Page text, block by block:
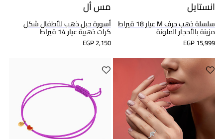
انستايل
سلسلة ذهب حرف M عيار 18 قيراط
مزينة بالأحجار الملونة
EGP 15,999
مس أل
أسورة حبل ذهب للأطفال شكل
كرات ذهبية عيار 14 قيراط
EGP 2,150